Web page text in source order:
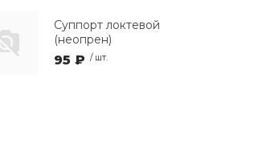
Суппорт локтевой
(неопрен)
95 ₽ / шт.